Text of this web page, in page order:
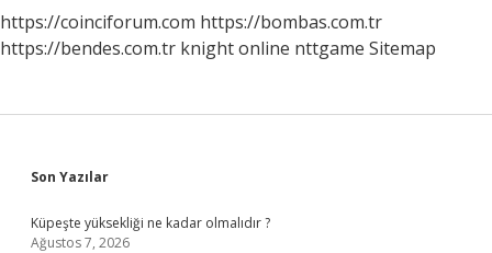
https://coinciforum.com https://bombas.com.tr
https://bendes.com.tr knight online nttgame Sitemap
Sidebar
Son Yazılar
Küpeşte yüksekliği ne kadar olmalıdır ?
Ağustos 7, 2026